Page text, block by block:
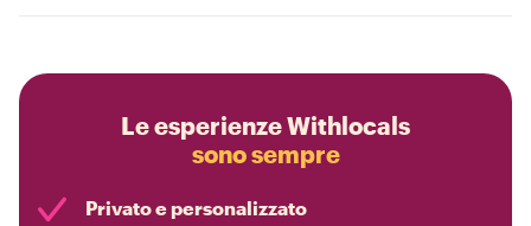
Le esperienze Withlocals
sono sempre
Privato e personalizzato